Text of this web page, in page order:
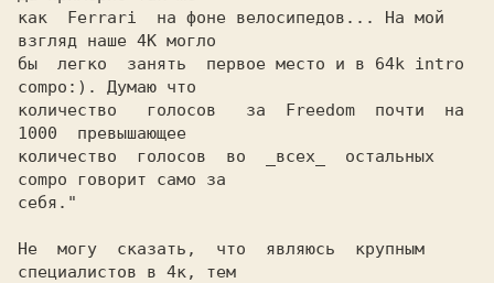
как  Ferrari  на фоне велосипедов... На мой
взгляд наше 4K могло
бы  легко  занять  первое место и в 64k intro
compo:). Думаю что
количество   голосов   за  Freedom  почти  на
1000  превышающее
количество  голосов  во  _всех_  остальных
compo говорит само за
себя."
Не  могу  сказать,  что  являюсь  крупным
специалистов в 4к, тем